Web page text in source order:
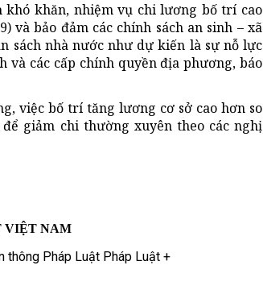
khó khăn, nhiệm vụ chi lương bố trí cao
và bảo đảm các chính sách an sinh – xã
sách nhà nước như dự kiến là sự nỗ lực
và các cấp chính quyền địa phương, báo
việc bố trí tăng lương cơ sở cao hơn so
giảm chi thường xuyên theo các nghị
VIỆT NAM
thông Pháp Luật Pháp Luật +